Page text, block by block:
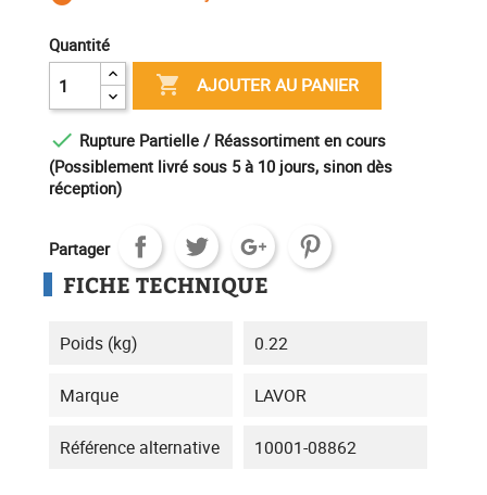
Quantité
 AJOUTER AU PANIER
 Rupture Partielle / Réassortiment en cours
(Possiblement livré sous 5 à 10 jours, sinon dès
réception)
Partager
FICHE TECHNIQUE
Poids (kg) 0.22
Marque LAVOR
Référence alternative 10001-08862